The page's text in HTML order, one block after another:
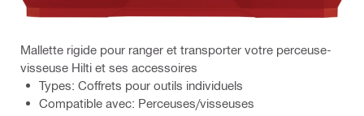
Mallette rigide pour ranger et transporter votre perceuse-
visseuse Hilti et ses accessoires
Types: Coffrets pour outils individuels
Compatible avec: Perceuses/visseuses